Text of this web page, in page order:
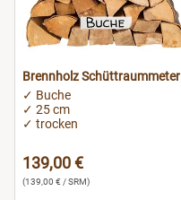
Brennholz Schüttraummeter
✓ Buche
✓ 25 cm
✓ trocken
139,00 €
(139,00 € / SRM)
Salzgitter
Schweinfurt
Sigmaringen
Wiesbaden